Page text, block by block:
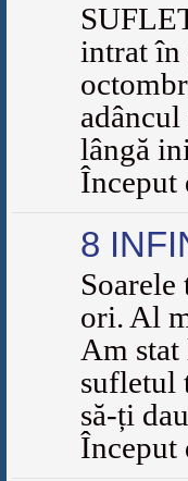
intrat în
lângă
Început
8
Soarele
ori. Al
Am
sufletul
să-ți
Început